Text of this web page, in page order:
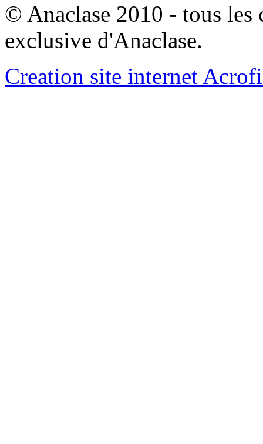
© Anaclase 2010 - tous les
exclusive d'Anaclase.
Creation site internet